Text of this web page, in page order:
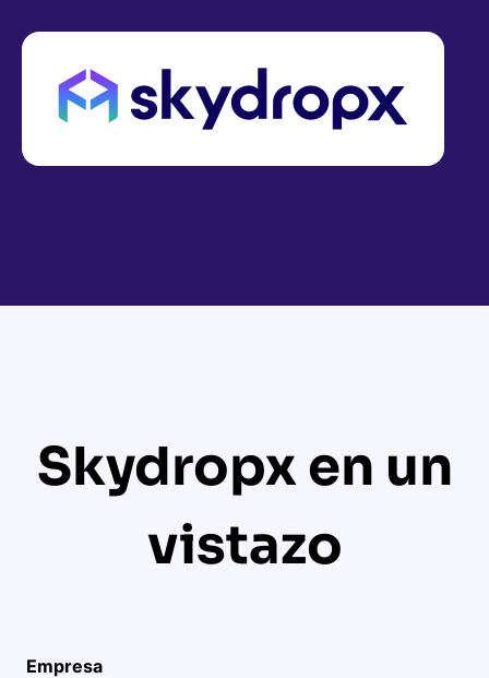
Skydropx en un
vistazo
Empresa